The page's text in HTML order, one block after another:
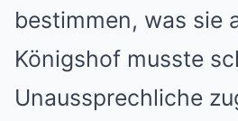
bestimmen, was sie
Königshof musste
Unaussprechliche